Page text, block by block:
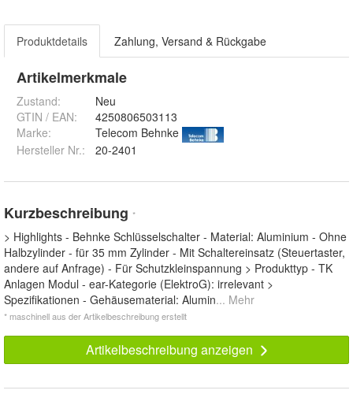
Produktdetails Zahlung, Versand & Rückgabe
Artikelmerkmale
Zustand:
Neu
GTIN / EAN:
4250806503113
Marke:
Telecom Behnke
Hersteller Nr.:
20-2401
Kurzbeschreibung *
> Highlights - Behnke Schlüsselschalter - Material: Aluminium - Ohne
Halbzylinder - für 35 mm Zylinder - Mit Schaltereinsatz (Steuertaster,
andere auf Anfrage) - Für Schutzkleinspannung > Produkttyp - TK
Anlagen Modul - ear-Kategorie (ElektroG): irrelevant >
Spezifikationen - Gehäusematerial: Alumin... Mehr
* maschinell aus der Artikelbeschreibung erstellt
Artikelbeschreibung anzeigen